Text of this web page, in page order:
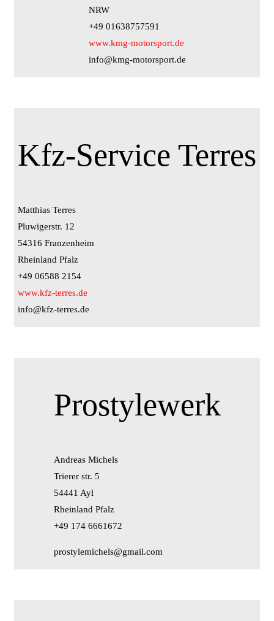
NRW
+49 01638757591
www.kmg-motorsport.de
info@kmg-motorsport.de
Kfz-Service Terres
Matthias Terres
Pluwigerstr. 12
54316 Franzenheim
Rheinland Pfalz
+49 06588 2154
www.kfz-terres.de
info@kfz-terres.de
Prostylewerk
Andreas Michels
Trierer str. 5
54441 Ayl
Rheinland Pfalz
+49 174 6661672
prostylemichels@gmail.com